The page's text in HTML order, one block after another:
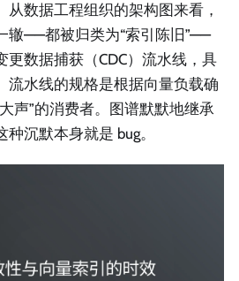
数据工程组织的架构图来看，
辙——都被归类为“索引陈旧”——
更数据捕获（CDC）流水线，具
流水线的规格是根据向量负载确
声”的消费者。图谱默默地继承
沉默本身就是 bug。